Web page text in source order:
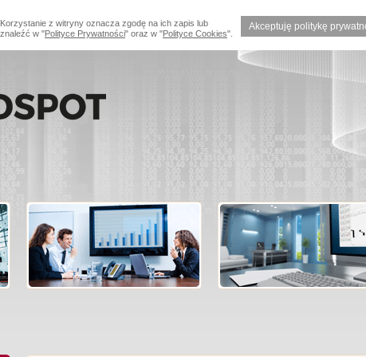
Akceptuję politykę
z witryny oznacza zgodę na ich zapis lub
w "Polityce Prywatności" oraz w "Polityce Cookies".